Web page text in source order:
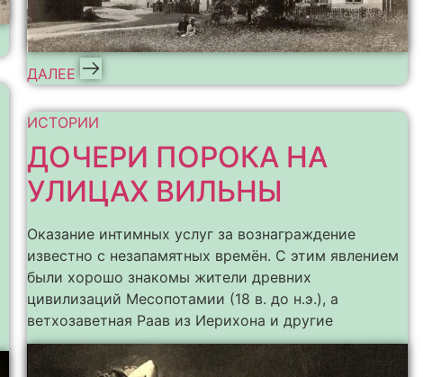
ДАЛЕЕ
ИСТОРИИ
ДОЧЕРИ ПОРОКА НА
УЛИЦАХ ВИЛЬНЫ
Оказание интимных услуг за вознаграждение
известно с незапамятных времён. С этим явлением
были хорошо знакомы жители древних
цивилизаций Месопотамии (18 в. до н.э.), а
ветхозаветная Раав из Иерихона и другие